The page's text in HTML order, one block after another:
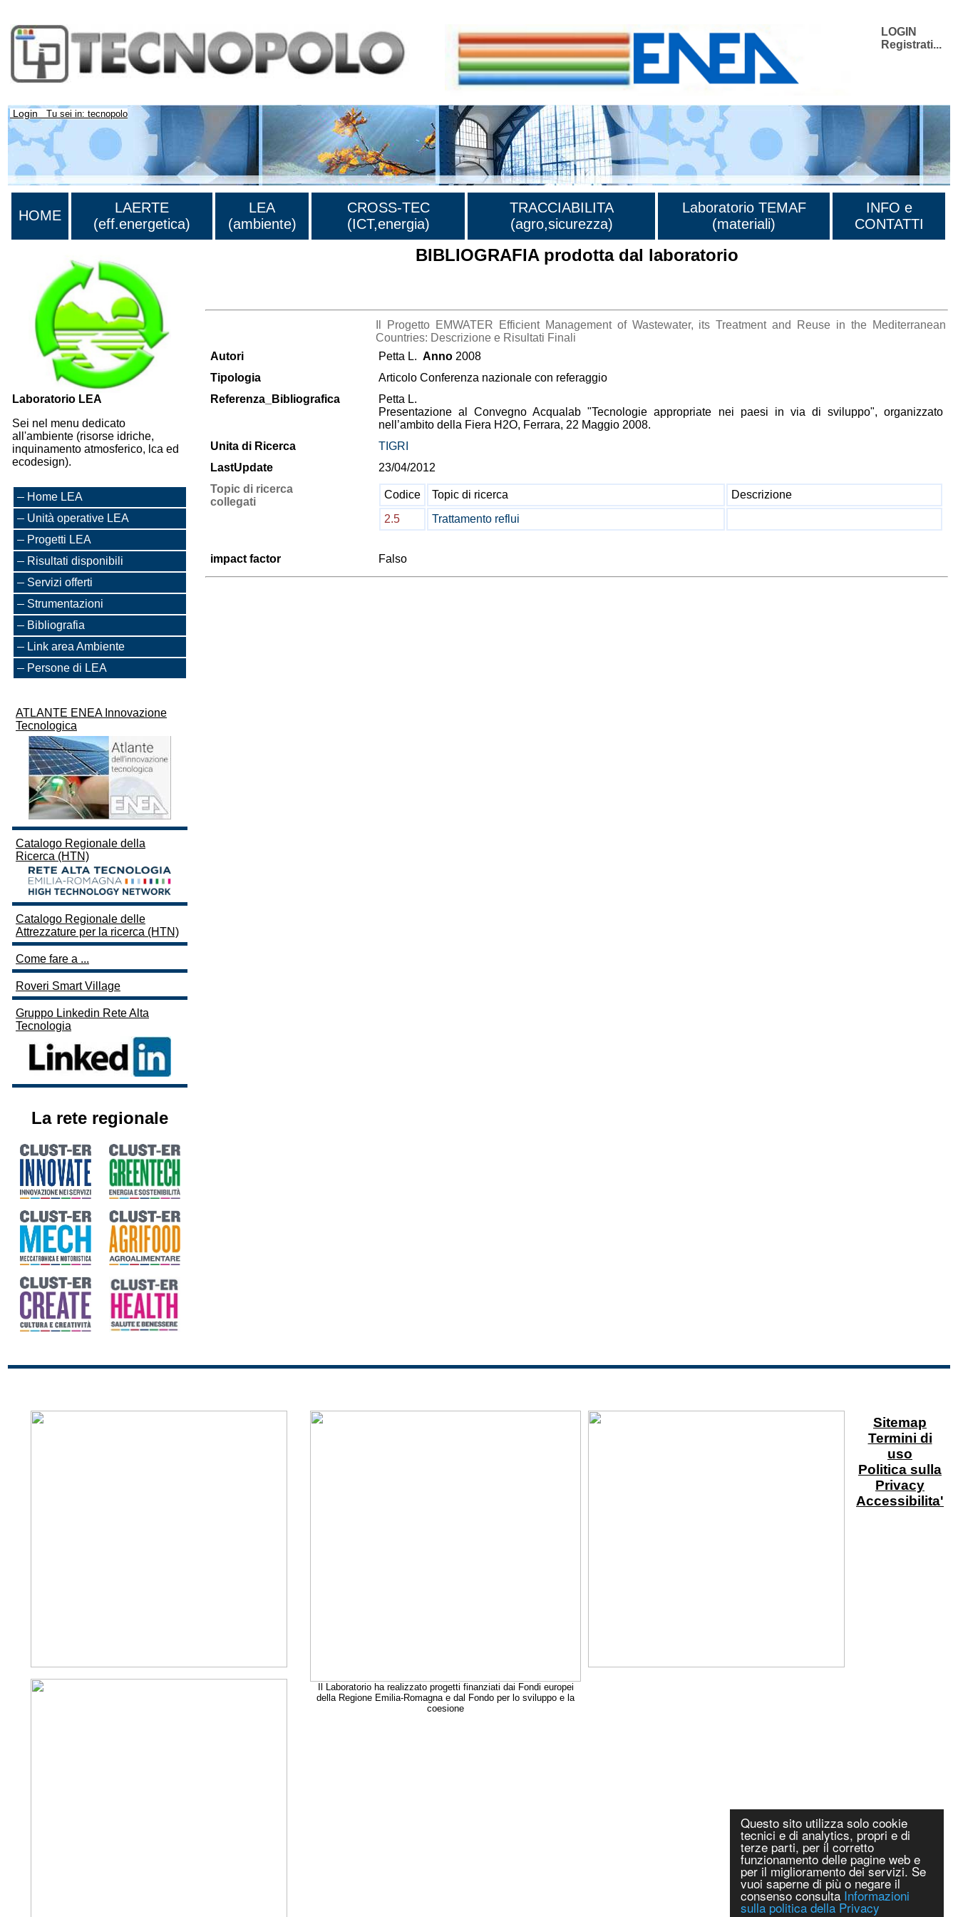
Questo sito utilizza solo cookie
tecnici e di analytics, propri e di
terze parti, per il corretto
funzionamento delle pagine web e
per il miglioramento dei servizi. Se
vuoi saperne di più o negare il
consenso consulta Informazioni
sulla politica della Privacy
LOGIN
Registrati...
Login Tu sei in: tecnopolo
HOME
LAERTE
(eff.energetica)
LEA
(ambiente)
CROSS-TEC
(ICT,energia)
TRACCIABILITA
(agro,sicurezza)
Laboratorio TEMAF
(materiali)
INFO e
CONTATTI
Laboratorio LEA
Sei nel menu dedicato
all'ambiente (risorse idriche,
inquinamento atmosferico, lca ed
ecodesign).
Home LEA
Unità operative LEA
Progetti LEA
Risultati disponibili
Servizi offerti
Strumentazioni
Bibliografia
Link area Ambiente
Persone di LEA
ATLANTE ENEA Innovazione
Tecnologica
Catalogo Regionale della
Ricerca (HTN)
Catalogo Regionale delle
Attrezzature per la ricerca (HTN)
Come fare a ...
Roveri Smart Village
Gruppo Linkedin Rete Alta
Tecnologia
La rete regionale
BIBLIOGRAFIA prodotta dal laboratorio
Il Progetto EMWATER Efficient Management of Wastewater, its Treatment and Reuse in the Mediterranean
Countries: Descrizione e Risultati Finali
Autori
Petta L. Anno 2008
Tipologia
Articolo Conferenza nazionale con referaggio
Referenza_Bibliografica
Petta L.
Presentazione al Convegno Acqualab "Tecnologie appropriate nei paesi in via di sviluppo", organizzato
nell’ambito della Fiera H2O, Ferrara, 22 Maggio 2008.
Unita di Ricerca
TIGRI
LastUpdate
23/04/2012
Topic di ricerca
collegati
Codice Topic di ricerca
Descrizione
2.5
Trattamento reflui
impact factor Falso
Il Laboratorio ha realizzato progetti finanziati dai Fondi europei
della Regione Emilia-Romagna e dal Fondo per lo sviluppo e la
coesione
Sitemap
Termini di
uso
Politica sulla
Privacy
Accessibilita'